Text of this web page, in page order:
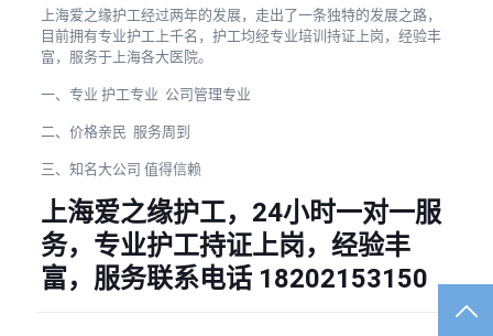
上海爱之缘护工经过两年的发展，走出了一条独特的发展之路，
目前拥有专业护工上千名，护工均经专业培训持证上岗，经验丰
富，服务于上海各大医院。
一、专业 护工专业 公司管理专业
二、价格亲民 服务周到
三、知名大公司 值得信赖
上海爱之缘护工，24小时一对一服
务，专业护工持证上岗，经验丰
富，服务联系电话 18202153150